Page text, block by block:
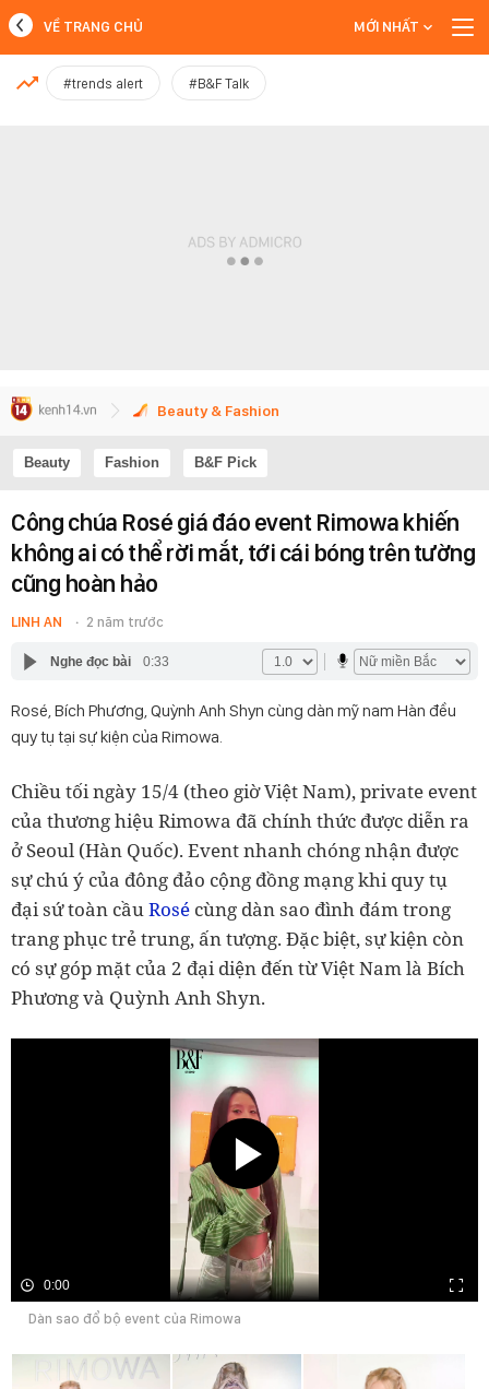
MỚI NHẤT
VỀ TRANG CHỦ MỚI NHẤT
#trends alert #B&F Talk
Beauty & Fashion
Beauty Fashion B&F Pick
Công chúa Rosé giá đáo event Rimowa khiến
không ai có thể rời mắt, tới cái bóng trên tường
cũng hoàn hảo
LINH AN 2 năm trước
Nghe đọc bài 0:33
Rosé, Bích Phương, Quỳnh Anh Shyn cùng dàn mỹ nam Hàn đều
quy tụ tại sự kiện của Rimowa.
Chiều tối ngày 15/4 (theo giờ Việt Nam), private event
của thương hiệu Rimowa đã chính thức được diễn ra
ở Seoul (Hàn Quốc). Event nhanh chóng nhận được
sự chú ý của đông đảo cộng đồng mạng khi quy tụ
đại sứ toàn cầuRosé cùng dàn sao đình đám trong
trang phục trẻ trung, ấn tượng. Đặc biệt, sự kiện còn
có sự góp mặt của 2 đại diện đến từ Việt Nam là Bích
Phương và Quỳnh Anh Shyn.
0:00
Dàn sao đổ bộ event của Rimowa